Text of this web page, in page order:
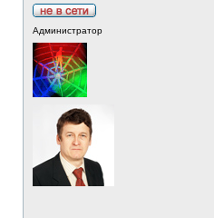
Администратор